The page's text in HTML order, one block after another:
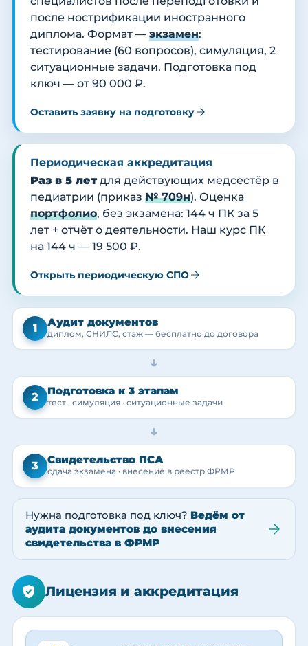
после нострификации иностранного
диплома. Формат — экзамен:
тестирование (60 вопросов), симуляция, 2
ситуационные задачи. Подготовка под
ключ — от 90 000 ₽.
Оставить заявку на подготовку
Периодическая аккредитация
Раз в 5 летдля действующих медсестёр в
педиатрии (приказ № 709н). Оценка
портфолио, без экзамена: 144 ч ПК за 5
лет + отчёт о деятельности. Наш курс ПК
на 144 ч — 19 500 ₽.
Открыть периодическую СПО
1 Аудит документов
диплом, СНИЛС, стаж — бесплатно до договора
→
2 Подготовка к 3 этапам
тест · симуляция · ситуационные задачи
→
3 Свидетельство ПСА
сдача экзамена · внесение в реестр ФРМР
Нужна подготовка под ключ? Ведём от
аудита документов до внесения
свидетельства в ФРМР
Лицензия и аккредитация